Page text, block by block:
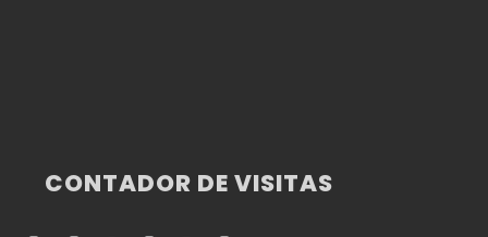
CONTADOR DE VISITAS